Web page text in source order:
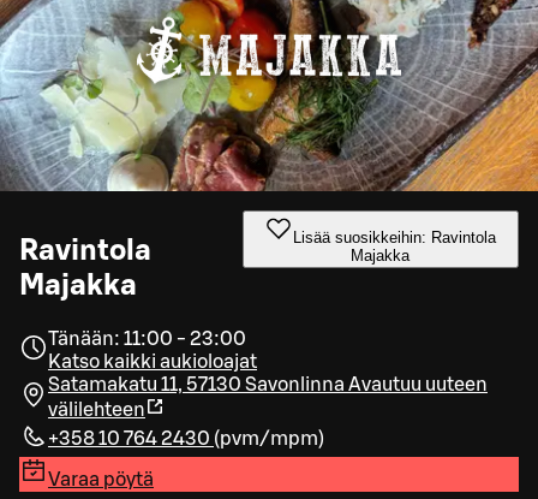
Ravintola
Majakka
Lisää suosikkeihin: Ravintola
Majakka
Tänään: 11:00 - 23:00
Katso kaikki aukioloajat
Satamakatu 11, 57130 Savonlinna Avautuu uuteen
välilehteen
+358 10 764 2430 (pvm/mpm)
Varaa pöytä